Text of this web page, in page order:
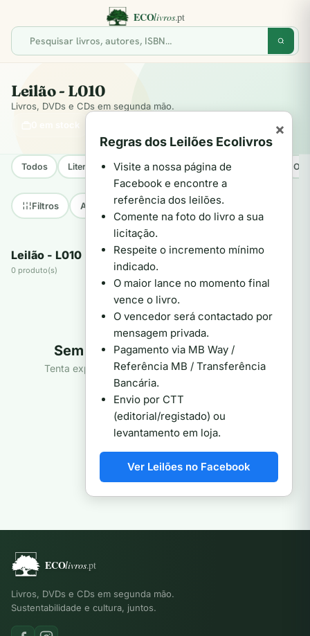
Leilão - L010
Livros, DVDs e CDs em segunda mão.
Todos Literatura Internacional Literatura Portuguesa
Filtros Até 2€ 2€–5€ 5€–10€
Leilão - L010
0 produto(s)
Sem produtos nesta categoria
Tenta explorar outra categoria ou ver toda a loja.
Ver todos os produtos
Livros, DVDs e CDs em segunda mão.
Sustentabilidade e cultura, juntos.
×
Regras dos Leilões Ecolivros
Visite a nossa página de
Facebook e encontre a
referência dos leilões.
Comente na foto do livro a sua
licitação.
Respeite o incremento mínimo
indicado.
O maior lance no momento final
vence o livro.
O vencedor será contactado por
mensagem privada.
Pagamento via MB Way /
Referência MB / Transferência
Bancária.
Envio por CTT
(editorial/registado) ou
levantamento em loja.
Ver Leilões no Facebook